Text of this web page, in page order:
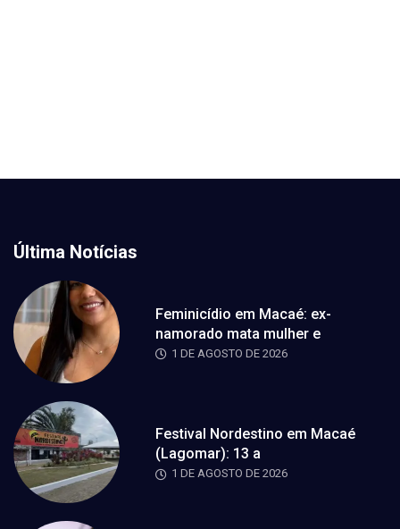
Última Notícias
Feminicídio em Macaé: ex-
namorado mata mulher e
1 DE AGOSTO DE 2026
Festival Nordestino em Macaé
(Lagomar): 13 a
1 DE AGOSTO DE 2026